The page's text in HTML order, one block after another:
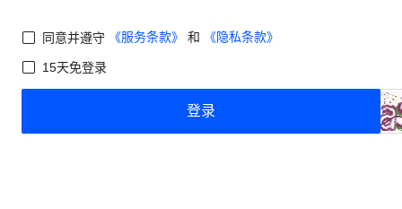
同意并遵守 《服务条款》 和 《隐私条款》
15天免登录
登录